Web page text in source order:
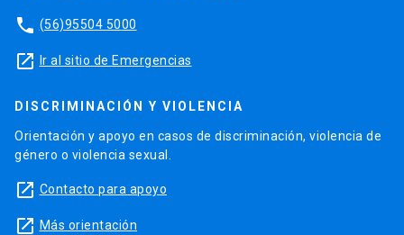
phone (56)95504 5000
launch Ir al sitio de Emergencias
DISCRIMINACIÓN Y VIOLENCIA
Orientación y apoyo en casos de discriminación, violencia de
género o violencia sexual.
launch Contacto para apoyo
launch Más orientación